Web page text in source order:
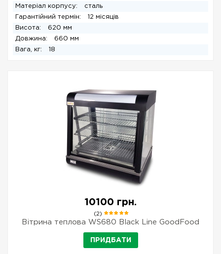
Матеріал корпусу:
сталь
Гарантійний термін:
12 місяців
Висота:
620 мм
Довжина:
660 мм
Вага, кг:
18
10100 грн.
(2)
Вітрина теплова WS680 Black Line GoodFood
ПРИДБАТИ